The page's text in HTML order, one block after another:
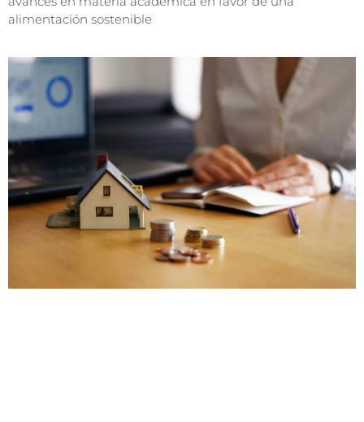
alimentación sostenible